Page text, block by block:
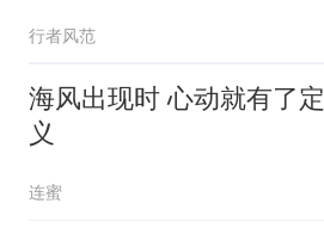
行者风范
海风出现时 心动就有了定
义
连蜜